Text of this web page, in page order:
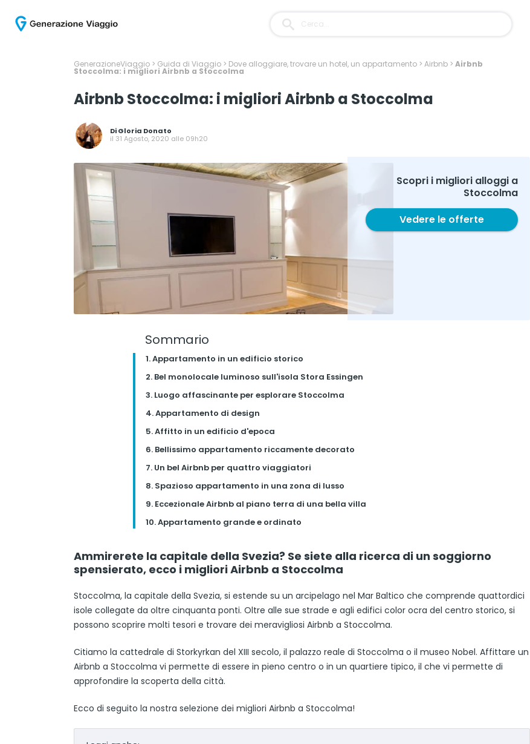
GenerazioneViaggio > Guida di Viaggio > Dove alloggiare, trovare un hotel, un appartamento > Airbnb > Airbnb
Stoccolma: i migliori Airbnb a Stoccolma
Airbnb Stoccolma: i migliori Airbnb a Stoccolma
DiGloria Donato
il 31 Agosto, 2020 alle 09h20
Scopri i migliori alloggi a
Stoccolma
Vedere le offerte
Sommario
1. Appartamento in un edificio storico
2. Bel monolocale luminoso sull'isola Stora Essingen
3. Luogo affascinante per esplorare Stoccolma
4. Appartamento di design
5. Affitto in un edificio d'epoca
6. Bellissimo appartamento riccamente decorato
7. Un bel Airbnb per quattro viaggiatori
8. Spazioso appartamento in una zona di lusso
9. Eccezionale Airbnb al piano terra di una bella villa
10. Appartamento grande e ordinato
Ammirerete la capitale della Svezia? Se siete alla ricerca di un soggiorno
spensierato, ecco i migliori Airbnb a Stoccolma
Stoccolma, la capitale della Svezia, si estende su un arcipelago nel Mar Baltico che comprende quattordici
isole collegate da oltre cinquanta ponti. Oltre alle sue strade e agli edifici color ocra del centro storico, si
possono scoprire molti tesori e trovare dei meravigliosi Airbnb a Stoccolma.
Citiamo la cattedrale di Storkyrkan del XIII secolo, il palazzo reale di Stoccolma o il museo Nobel. Affittare un
Airbnb a Stoccolma vi permette di essere in pieno centro o in un quartiere tipico, il che vi permette di
approfondire la scoperta della città.
Ecco di seguito la nostra selezione dei migliori Airbnb a Stoccolma!